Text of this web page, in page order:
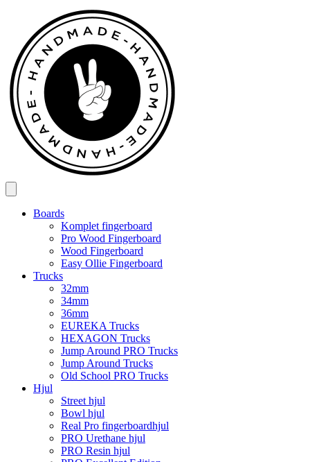
indhold
Boards
Komplet fingerboard
Pro Wood Fingerboard
Wood Fingerboard
Easy Ollie Fingerboard
Trucks
32mm
34mm
36mm
EUREKA Trucks
HEXAGON Trucks
Jump Around PRO Trucks
Jump Around Trucks
Old School PRO Trucks
Hjul
Street hjul
Bowl hjul
Real Pro fingerboardhjul
PRO Urethane hjul
PRO Resin hjul